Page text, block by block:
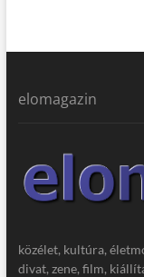
elomagazin
közélet, kultúra,
divat, zene, film,